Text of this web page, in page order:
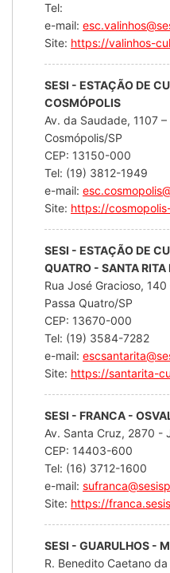
Tel:
e-mail:
Site: https://valinhos-
SESI - ESTAÇÃO DE
COSMÓPOLIS
Av. da Saudade, 1107
Cosmópolis/SP
CEP: 13150-000
Tel: (19) 3812-1949
e-mail:
Site: https://
SESI - ESTAÇÃO DE
QUATRO - SANTA RITA
Rua José Gracioso,
Passa Quatro/SP
CEP: 13670-000
Tel: (19) 3584-7282
e-mail:
Site: https://santarita-
SESI - FRANCA -
Av. Santa Cruz, 2870 -
CEP: 14403-600
Tel: (16) 3712-1600
e-mail:
Site: https://
SESI - GUARULHOS -
R. Benedito Caetano